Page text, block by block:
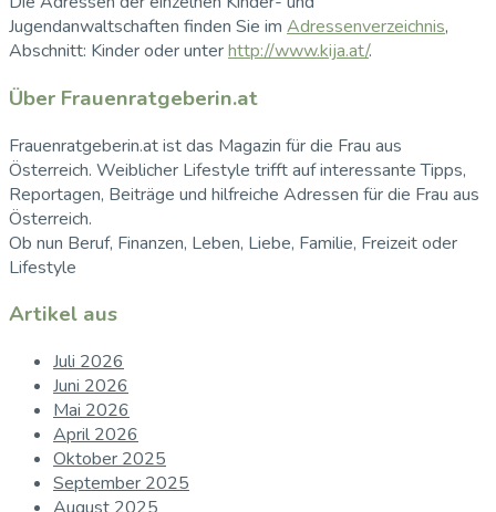
Jugendanwaltschaften finden Sie im Adressenverzeichnis,
Abschnitt: Kinder oder unterhttp://www.kija.at/.
Über Frauenratgeberin.at
Frauenratgeberin.at ist das Magazin für die Frau aus
Österreich. Weiblicher Lifestyle trifft auf interessante Tipps,
Reportagen, Beiträge und hilfreiche Adressen für die Frau aus
Österreich.
Ob nun Beruf, Finanzen, Leben, Liebe, Familie, Freizeit oder
Lifestyle
Artikel aus
Juli 2026
Juni 2026
Mai 2026
April 2026
Oktober 2025
September 2025